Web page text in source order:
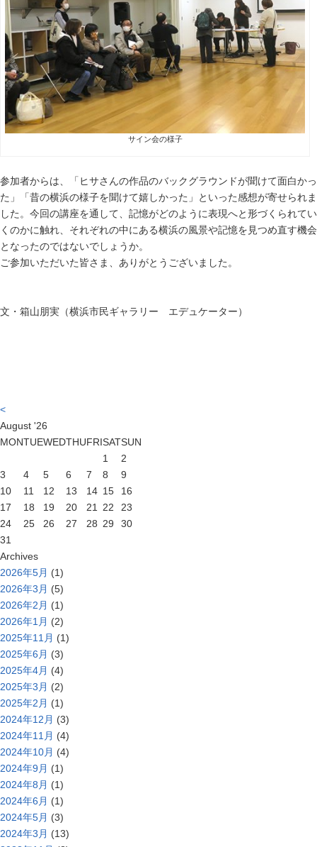
サイン会の様子
参加者からは、「ヒサさんの作品のバックグラウンドが聞けて面白かっ
た」「昔の横浜の様子を聞けて嬉しかった」といった感想が寄せられま
した。今回の講座を通して、記憶がどのように表現へと形づくられてい
くのかに触れ、それぞれの中にある横浜の風景や記憶を見つめ直す機会
となったのではないでしょうか。
ご参加いただいた皆さま、ありがとうございました。
文・箱山朋実（横浜市民ギャラリー エデュケーター）
<
August '26
MONTUEWEDTHUFRISATSUN
1
2
3
4 5 6 7 8
9
10
11 12 13 14 15
16
17
18 19 20 21 22
23
24
25 26 27 28 29
30
31
Archives
2026年5月 (1)
2026年3月 (5)
2026年2月 (1)
2026年1月 (2)
2025年11月 (1)
2025年6月 (3)
2025年4月 (4)
2025年3月 (2)
2025年2月 (1)
2024年12月 (3)
2024年11月 (4)
2024年10月 (4)
2024年9月 (1)
2024年8月 (1)
2024年6月 (1)
2024年5月 (3)
2024年3月 (13)